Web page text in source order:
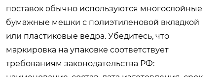
поставок обычно используются многослойные
бумажные мешки с полиэтиленовой вкладкой
или пластиковые ведра. Убедитесь, что
маркировка на упаковке соответствует
требованиям законодательства РФ: